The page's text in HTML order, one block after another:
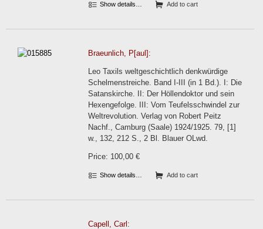
Show details… Add to cart
Braeunlich, P[aul]:
Leo Taxils weltgeschichtlich denkwürdige
Schelmenstreiche. Band I-III (in 1 Bd.). I: Die
Satanskirche. II: Der Höllendoktor und sein
Hexengefolge. III: Vom Teufelsschwindel zur
Weltrevolution. Verlag von Robert Peitz
Nachf., Camburg (Saale) 1924/1925. 79, [1]
w., 132, 212 S., 2 Bl. Blauer OLwd.
Price: 100,00 €
Show details… Add to cart
Capell, Carl: